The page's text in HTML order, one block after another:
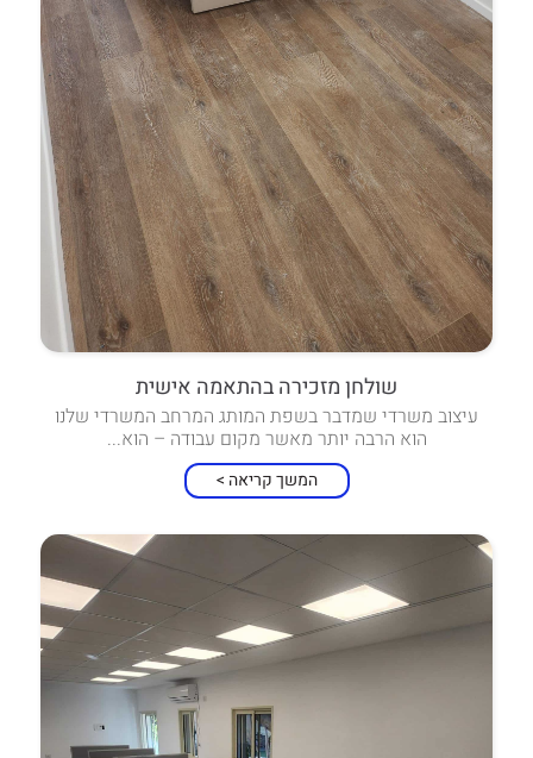
שולחן מזכירה בהתאמה אישית
עיצוב משרדי שמדבר בשפת המותג המרחב המשרדי שלנו
הוא הרבה יותר מאשר מקום עבודה – הוא...
המשך קריאה >